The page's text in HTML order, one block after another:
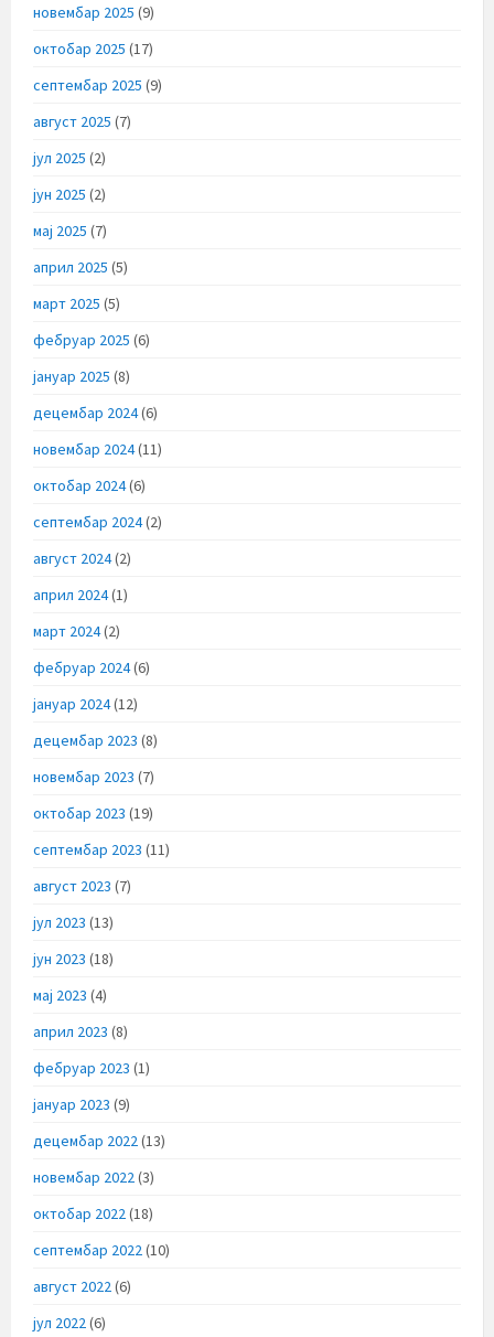
новембар 2025 (9)
октобар 2025 (17)
септембар 2025 (9)
август 2025 (7)
јул 2025 (2)
јун 2025 (2)
мај 2025 (7)
април 2025 (5)
март 2025 (5)
фебруар 2025 (6)
јануар 2025 (8)
децембар 2024(6)
новембар 2024(11)
октобар 2024(6)
септембар 2024(2)
август 2024(2)
април 2024(1)
март 2024(2)
фебруар 2024(6)
јануар 2024(12)
децембар 2023 (8)
новембар 2023 (7)
октобар 2023 (19)
септембар 2023 (11)
август 2023 (7)
јул 2023 (13)
јун 2023 (18)
мај 2023 (4)
април 2023 (8)
фебруар 2023 (1)
јануар 2023 (9)
децембар 2022(13)
новембар 2022(3)
октобар 2022(18)
септембар 2022(10)
август 2022(6)
јул 2022(6)